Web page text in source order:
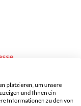
platzieren, um unsere
und Ihnen ein
Informationen zu den von